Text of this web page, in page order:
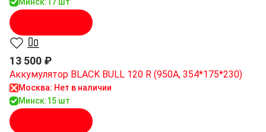
13 500 ₽
Аккумулятор BLACK BULL 120 R (950A, 354*175*230)
Москва: Нет в наличии
Минск:15 шт